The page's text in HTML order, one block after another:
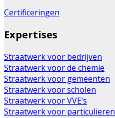
Certificeringen
Expertises
Straatwerk voor bedrijven
Straatwerk voor de chemie
Straatwerk voor gemeenten
Straatwerk voor scholen
Straatwerk voor VVE’s
Straatwerk voor particulieren